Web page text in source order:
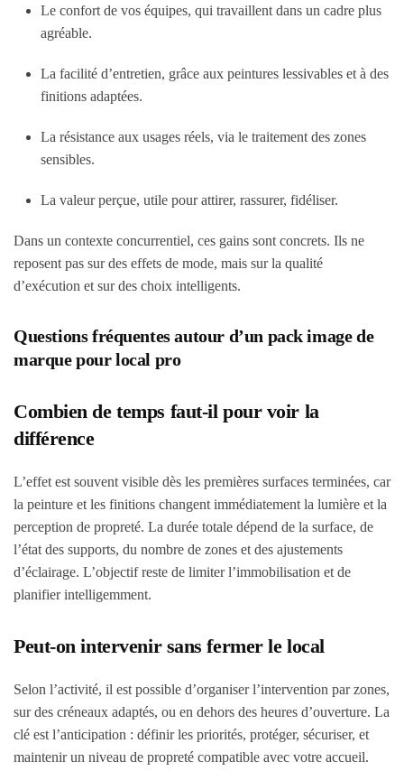
Le confort de vos équipes, qui travaillent dans un cadre plus
agréable.
La facilité d’entretien, grâce aux peintures lessivables et à des
finitions adaptées.
La résistance aux usages réels, via le traitement des zones
sensibles.
La valeur perçue, utile pour attirer, rassurer, fidéliser.
Dans un contexte concurrentiel, ces gains sont concrets. Ils ne
reposent pas sur des effets de mode, mais sur la qualité
d’exécution et sur des choix intelligents.
Questions fréquentes autour d’un pack image de
marque pour local pro
Combien de temps faut-il pour voir la
différence
L’effet est souvent visible dès les premières surfaces terminées, car
la peinture et les finitions changent immédiatement la lumière et la
perception de propreté. La durée totale dépend de la surface, de
l’état des supports, du nombre de zones et des ajustements
d’éclairage. L’objectif reste de limiter l’immobilisation et de
planifier intelligemment.
Peut-on intervenir sans fermer le local
Selon l’activité, il est possible d’organiser l’intervention par zones,
sur des créneaux adaptés, ou en dehors des heures d’ouverture. La
clé est l’anticipation : définir les priorités, protéger, sécuriser, et
maintenir un niveau de propreté compatible avec votre accueil.